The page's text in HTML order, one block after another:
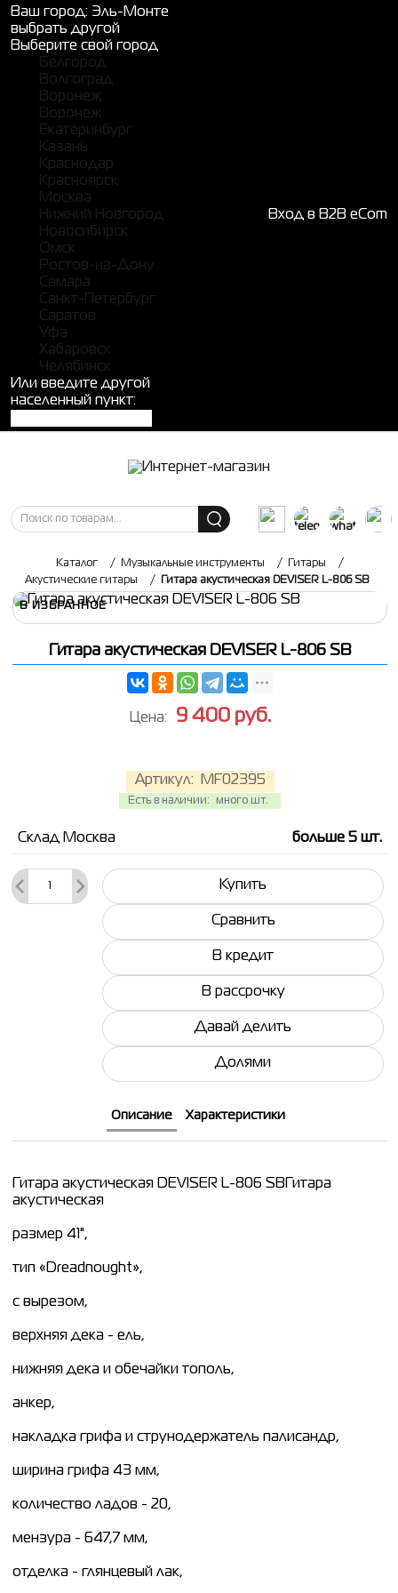
Ваш город: Эль-Монте
выбрать другой
Выберите свой город
Белгород
Волгоград
Воронеж
Воронеж
Екатеринбург
Казань
Краснодар
Красноярск
Москва
Нижний Новгород
Новосибирск
Омск
Ростов-на-Дону
Самара
Санкт-Петербург
Саратов
Уфа
Хабаровск
Челябинск
Или введите другой
населенный пункт:
Вход в B2B eCom
Каталог / Музыкальные инструменты / Гитары
/
Акустические гитары
/ Гитара акустическая DEVISER L-806 SB
В ИЗБРАННОЕ
Гитара акустическая DEVISER L-806 SB
Артикул: MF02395
Есть в наличии: много шт.
Цена: 9 400 руб.
Склад Москва больше 5 шт.
Купить
Сравнить
В кредит
В рассрочку
Давай делить
Долями
Описание Характеристики
Гитара акустическая DEVISER L-806 SBГитара
акустическая
размер 41",
тип «Dreadnought»,
с вырезом,
верхняя дека - ель,
нижняя дека и обечайки тополь,
анкер,
накладка грифа и струнодержатель палисандр,
ширина грифа 43 мм,
количество ладов - 20,
мензура - 647,7 мм,
отделка - глянцевый лак,